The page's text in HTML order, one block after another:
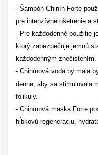
- Šampón Chinín Forte
pre intenzívne ošetrenie a
- Pre každodenné použitie
ktorý zabezpečuje jemnú
každodenným znečistením.
- Chinínová voda by mala
denne, aby sa stimulovala
folikuly.
- Chinínová maska Forte
hĺbkovú regeneráciu,